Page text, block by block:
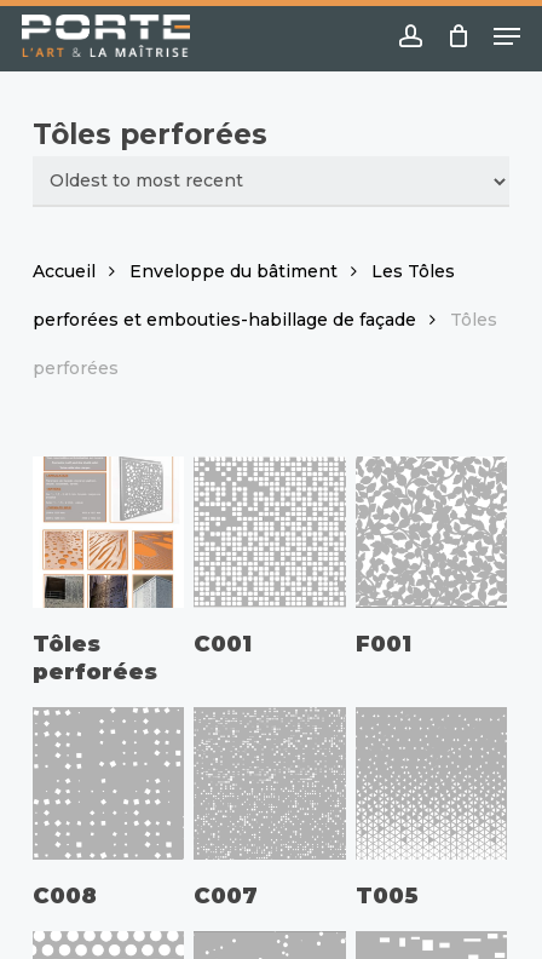
Skip
main
account
Tôles perforées
Accueil Enveloppe du bâtiment Les Tôles
perforées et embouties-habillage de façade Tôles
perforées
Tôles
perforées
C001 F001
C008 C007 T005